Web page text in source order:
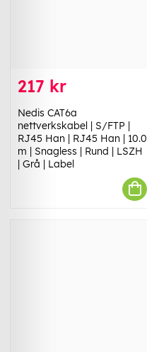
217 kr
Nedis CAT6a
nettverkskabel | S/FTP |
RJ45 Han | RJ45 Han | 10.0
m | Snagless | Rund | LSZH
| Grå | Label